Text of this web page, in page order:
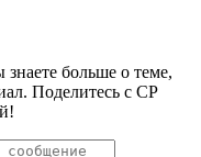
знаете больше о теме,
Поделитесь с СР